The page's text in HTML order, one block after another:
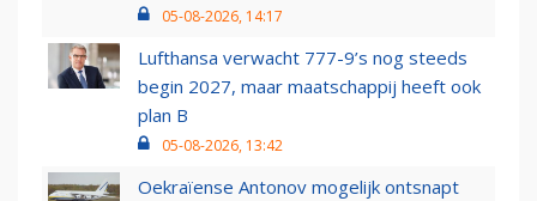
05-08-2026, 14:17
Lufthansa verwacht 777-9’s nog steeds
begin 2027, maar maatschappij heeft ook
plan B
05-08-2026, 13:42
Oekraïense Antonov mogelijk ontsnapt